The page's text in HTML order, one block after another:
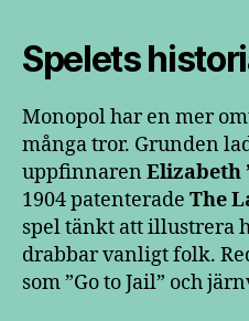
Spelets
Monopol har en mer
många tror. Grunden
uppfinnaren Elizabeth
1904 patenterade The
spel tänkt att illustrera
drabbar vanligt folk.
som ”Go to Jail” och